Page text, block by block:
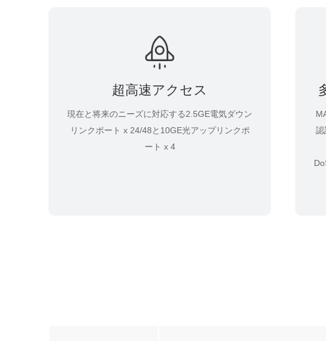
超高速アクセス
現在と将来のニーズに対応する2.5GE電気ダウン
リンクポート x 24/48と10GE光アップリンクポ
ート x 4
認